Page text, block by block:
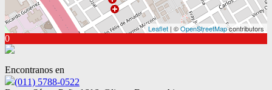
Leaflet | ©OpenStreetMapcontributors
0
Encontranos en
(011) 5788-0522